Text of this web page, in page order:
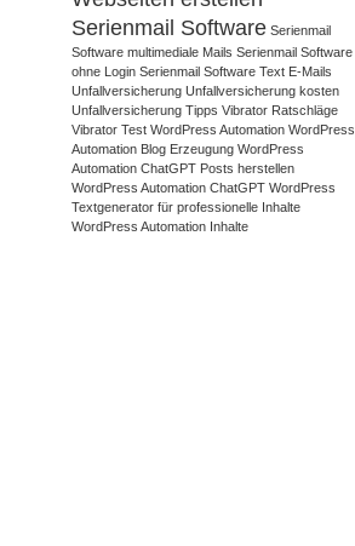
Serienmail Software Serienmail
Software multimediale Mails Serienmail Software
ohne Login Serienmail Software Text E-Mails
Unfallversicherung Unfallversicherung kosten
Unfallversicherung Tipps Vibrator Ratschläge
Vibrator Test WordPress Automation WordPress
Automation Blog Erzeugung WordPress
Automation ChatGPT Posts herstellen
WordPress Automation ChatGPT WordPress
Textgenerator für professionelle Inhalte
WordPress Automation Inhalte